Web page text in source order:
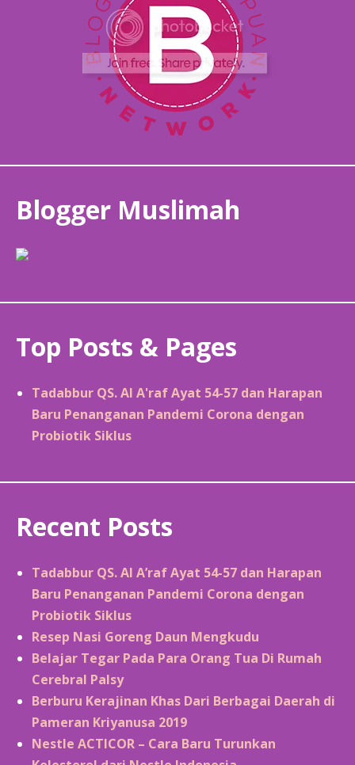
Blogger Muslimah
Top Posts & Pages
Tadabbur QS. Al A'raf Ayat 54-57 dan Harapan
Baru Penanganan Pandemi Corona dengan
Probiotik Siklus
Recent Posts
Tadabbur QS. Al A’raf Ayat 54-57 dan Harapan
Baru Penanganan Pandemi Corona dengan
Probiotik Siklus
Resep Nasi Goreng Daun Mengkudu
Belajar Tegar Pada Para Orang Tua Di Rumah
Cerebral Palsy
Berburu Kerajinan Khas Dari Berbagai Daerah di
Pameran Kriyanusa 2019
Nestle ACTICOR – Cara Baru Turunkan